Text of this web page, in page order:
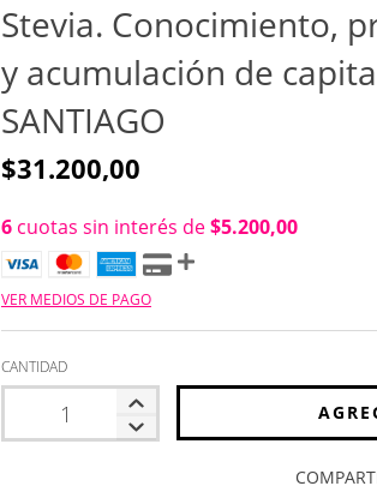
Stevia. Conocimiento,
y acumulación de
SANTIAGO
$31.200,00
6 cuotas sin interés de$5.200,00
VER MEDIOS DE PAGO
CANTIDAD